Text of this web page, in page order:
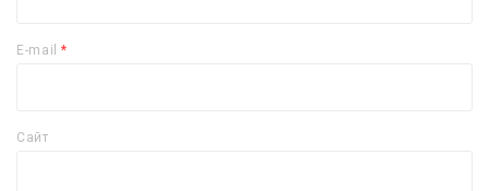
E-mail*
Сайт